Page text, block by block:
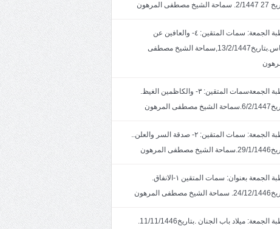
مصطفى المرهون
خطبة الجمعة: سمات المتقين: ٤- والعافين عن
الناس.بتاريخ13/2/1447,سماحة الشيخ مصطفى
خطبة الجمعةسمات المتقين: ٣- والكاظمين الغيظ.
مصطفى المرهون
خطبة الجمعة: سمات المتقين: ٢- صدقة السر والعلن..
مصطفى المرهون
خطبة الجمعة بعنوان: سمات المتقين ١-الانفاق.
مصطفى المرهون
خطبة الجمعة: ميلاد باب الجنان .بتاريخ11/11/1446.